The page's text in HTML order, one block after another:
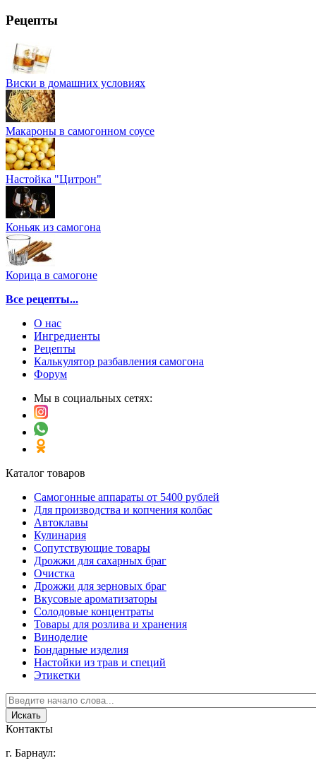
Рецепты
Виски в домашних условиях
Макароны в самогонном соусе
Настойка "Цитрон"
Коньяк из самогона
Корица в самогоне
Все рецепты...
О нас
Ингредиенты
Рецепты
Калькулятор разбавления самогона
Форум
Мы в социальных сетях:
Каталог товаров
Самогонные аппараты от 5400 рублей
Для производства и копчения колбас
Автоклавы
Кулинария
Сопутствующие товары
Дрожжи для сахарных браг
Очистка
Дрожжи для зерновых браг
Вкусовые ароматизаторы
Солодовые концентраты
Товары для розлива и хранения
Виноделие
Бондарные изделия
Настойки из трав и специй
Этикетки
Контакты
г. Барнаул: